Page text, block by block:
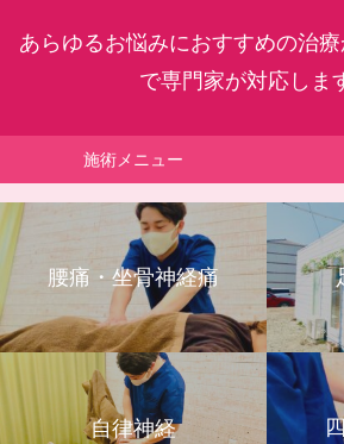
あらゆるお悩みにおすすめの治
で専門家が対応しま
施術メニュー
腰痛・坐骨神経痛
自律神経